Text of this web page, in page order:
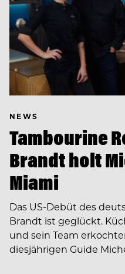
NEWS
Tambourine
Brandt holt
Miami
Das US-Debüt des
Brandt ist geglückt.
und sein Team
diesjährigen Guide